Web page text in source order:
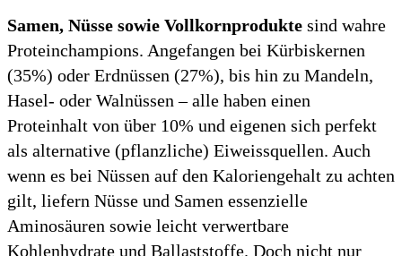
Samen, Nüsse sowie Vollkornprodukte sind wahre
Proteinchampions. Angefangen bei Kürbiskernen
(35%) oder Erdnüssen (27%), bis hin zu Mandeln,
Hasel- oder Walnüssen – alle haben einen
Proteinhalt von über 10% und eigenen sich perfekt
als alternative (pflanzliche) Eiweissquellen. Auch
wenn es bei Nüssen auf den Kaloriengehalt zu achten
gilt, liefern Nüsse und Samen essenzielle
Aminosäuren sowie leicht verwertbare
Kohlenhydrate und Ballaststoffe. Doch nicht nur